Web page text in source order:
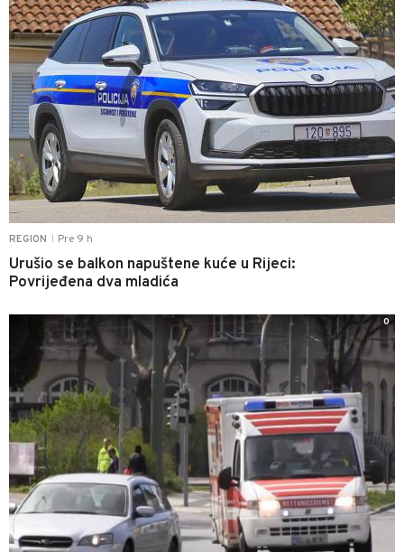
REGION Pre 9 h
Urušio se balkon napuštene kuće u Rijeci:
Povrijeđena dva mladića
0